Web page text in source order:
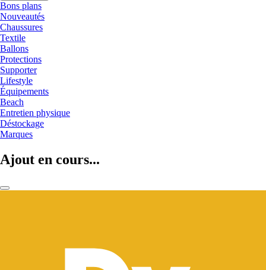
Bons plans
Nouveautés
Chaussures
Textile
Ballons
Protections
Supporter
Lifestyle
Équipements
Beach
Entretien physique
Déstockage
Marques
Ajout en cours...